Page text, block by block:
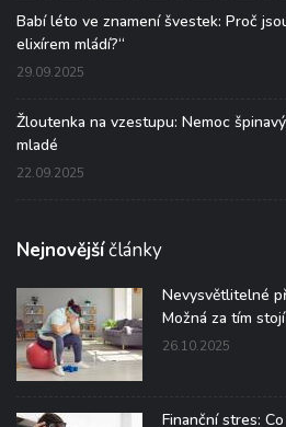
Babí léto ve znamení švestek: Proč
elixírem mládí?“
29.09.2025
Žloutenka na vzestupu: Nemoc
mladé
22.09.2025
Nejnovějšíčlánky
Nevysvětlitelné
Možná za tím
26.10.2025
Finanční stres: